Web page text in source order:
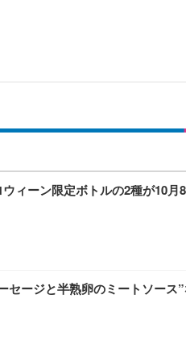
ィーン限定ボトルの2種が10月
セージと半熟卵のミートソース